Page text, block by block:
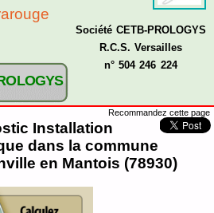
Société CETB-PROLOGYS
R.C.S. Versailles
n° 504 246 224
Recommandez cette page
Installation
dans la commune
en Mantois (78930)